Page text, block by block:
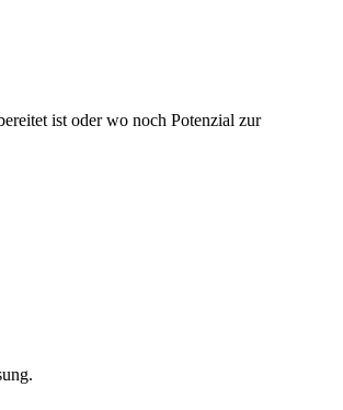
ist oder wo noch Potenzial zur